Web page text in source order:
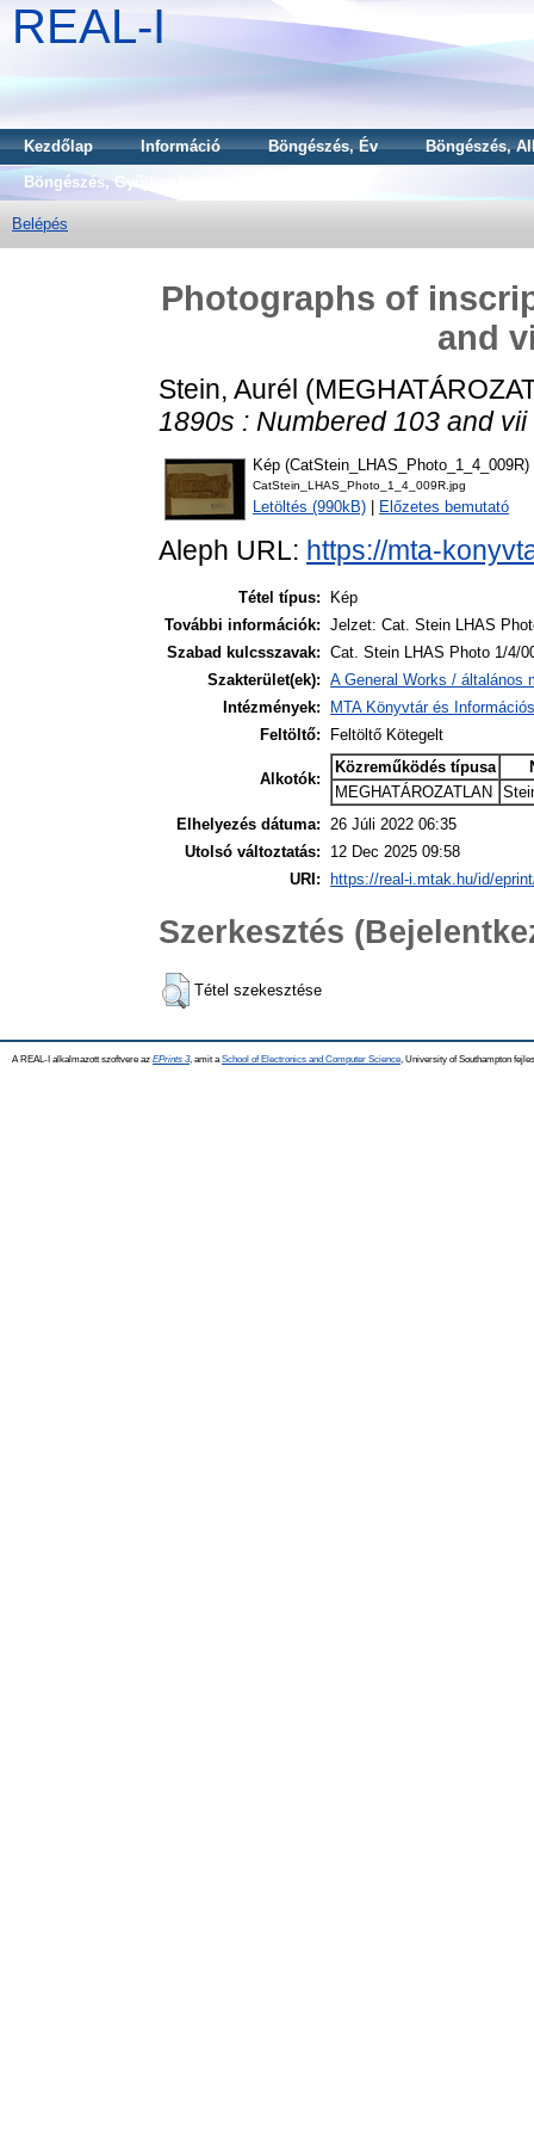
REAL-I
Kezdőlap Információ Böngészés, Év
Böngészés,
Böngészés, Gyűjtemény
Belépés
Photographs of
and
Stein, Aurél
1890s : Numbered 103 and
Kép (CatStein_LHAS_Photo_1_4_009R)
CatStein_LHAS_Photo_1_4_009R.jpg
Letöltés (990kB) Előzetes bemutató
Aleph URL: https://mta-
Tétel típus:
Kép
További információk: Jelzet: Cat. Stein LHAS
Szabad kulcsszavak: Cat. Stein LHAS Photo 1/4/
Szakterület(ek): A General Works / általános
Intézmények:
MTA Könyvtár és
Feltöltő:
Feltöltő Kötegelt
Alkotók:
Közreműködés típusa
MEGHATÁROZATLAN
Elhelyezés dátuma: 26 Júli 2022 06:35
Utolsó változtatás:
12 Dec 2025 09:58
URI:
https://real-i.mtak.hu/id/
Szerkesztés
Tétel szekesztése
A REAL-I alkalmazott szoftvere az EPrints 3, amit a School of Electronics and Computer Science , University of Southampton